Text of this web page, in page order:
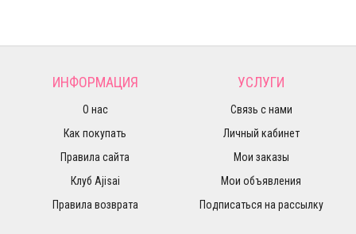
ИНФОРМАЦИЯ
О нас
Как покупать
Правила сайта
Клуб Ajisai
Правила возврата
УСЛУГИ
Связь с нами
Личный кабинет
Мои заказы
Мои объявления
Подписаться на рассылку